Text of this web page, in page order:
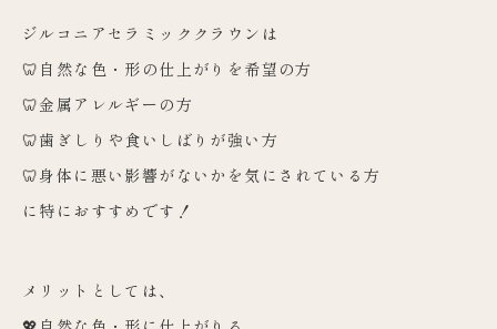
ジルコニアセラミッククラウンは
🦷自然な色・形の仕上がりを希望の方
🦷金属アレルギーの方
🦷歯ぎしりや食いしばりが強い方
🦷身体に悪い影響がないかを気にされている方
に特におすすめです！
メリットとしては、